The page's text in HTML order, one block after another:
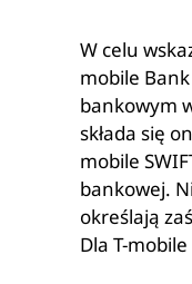
W celu
mobile
bankowym
składa się
mobile
bankowej.
określają
Dla T-mobile